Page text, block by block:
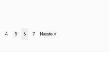
4 5 6 7 Næste »